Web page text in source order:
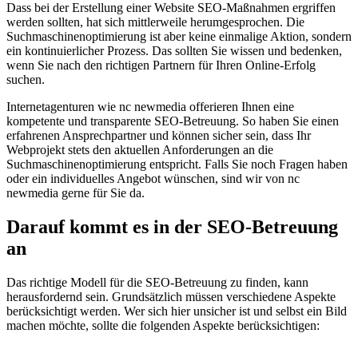
Dass bei der Erstellung einer Website SEO-Maßnahmen ergriffen
werden sollten, hat sich mittlerweile herumgesprochen. Die
Suchmaschinenoptimierung ist aber keine einmalige Aktion, sondern
ein kontinuierlicher Prozess. Das sollten Sie wissen und bedenken,
wenn Sie nach den richtigen Partnern für Ihren Online-Erfolg
suchen.
Internetagenturen wie nc newmedia offerieren Ihnen eine
kompetente und transparente SEO-Betreuung. So haben Sie einen
erfahrenen Ansprechpartner und können sicher sein, dass Ihr
Webprojekt stets den aktuellen Anforderungen an die
Suchmaschinenoptimierung entspricht. Falls Sie noch Fragen haben
oder ein individuelles Angebot wünschen, sind wir von nc
newmedia gerne für Sie da.
Darauf kommt es in der SEO-Betreuung
an
Das richtige Modell für die SEO-Betreuung zu finden, kann
herausfordernd sein. Grundsätzlich müssen verschiedene Aspekte
berücksichtigt werden. Wer sich hier unsicher ist und selbst ein Bild
machen möchte, sollte die folgenden Aspekte berücksichtigen: